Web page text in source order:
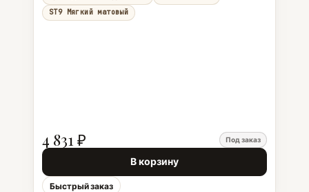
ST9 Мягкий матовый
4 831 ₽ Под заказ
В корзину
Быстрый заказ